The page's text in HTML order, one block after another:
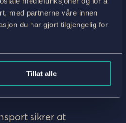
med partnerne våre innen
du har gjort tilgjengelig for
Tillat alle
vakkert
sikrer at